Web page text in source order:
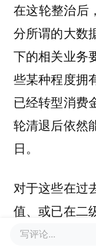
在这轮整治后
分所谓的大数
下的相关业务
些某种程度拥
已经转型消费
轮清退后依然
日。
对于这些在过
值、或已在二
来说，讲给
写评论...